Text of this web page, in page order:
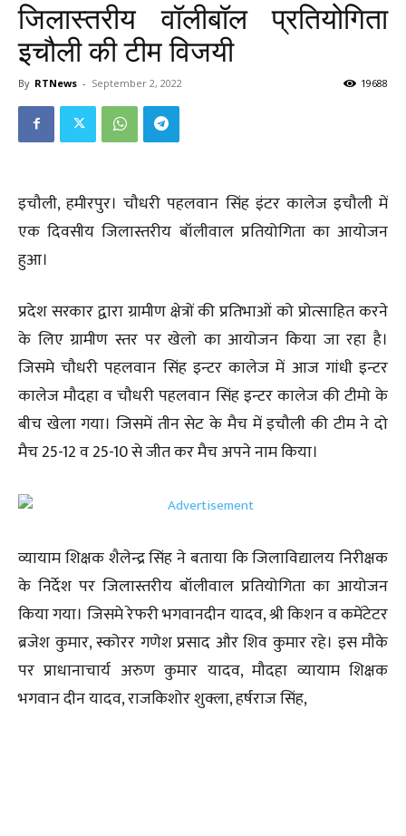
जिलास्तरीय वॉलीबॉल प्रतियोगिता
इचौली की टीम विजयी
By RTNews - September 2, 2022 19688
इचौली, हमीरपुर। चौधरी पहलवान सिंह इंटर कालेज इचौली में
एक दिवसीय जिलास्तरीय बॉलीवाल प्रतियोगिता का आयोजन
हुआ।
प्रदेश सरकार द्वारा ग्रामीण क्षेत्रों की प्रतिभाओं को प्रोत्साहित करने
के लिए ग्रामीण स्तर पर खेलो का आयोजन किया जा रहा है।
जिसमे चौधरी पहलवान सिंह इन्टर कालेज में आज गांधी इन्टर
कालेज मौदहा व चौधरी पहलवान सिंह इन्टर कालेज की टीमो के
बीच खेला गया। जिसमें तीन सेट के मैच में इचौली की टीम ने दो
मैच 25-12 व 25-10 से जीत कर मैच अपने नाम किया।
व्यायाम शिक्षक शैलेन्द्र सिंह ने बताया कि जिलाविद्यालय निरीक्षक
के निर्देश पर जिलास्तरीय बॉलीवाल प्रतियोगिता का आयोजन
किया गया। जिसमे रेफरी भगवानदीन यादव, श्री किशन व कमेंटेटर
ब्रजेश कुमार, स्कोरर गणेश प्रसाद और शिव कुमार रहे। इस मौके
पर प्राधानाचार्य अरुण कुमार यादव, मौदहा व्यायाम शिक्षक
भगवान दीन यादव, राजकिशोर शुक्ला, हर्षराज सिंह,